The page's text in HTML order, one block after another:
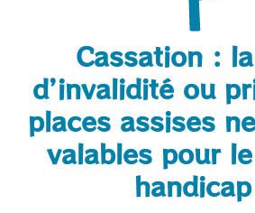
Cassation :
d’invalidité ou
places assises
valables pour